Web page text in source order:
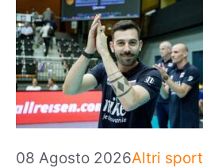
08 Agosto 2026Categorie
Altri sport